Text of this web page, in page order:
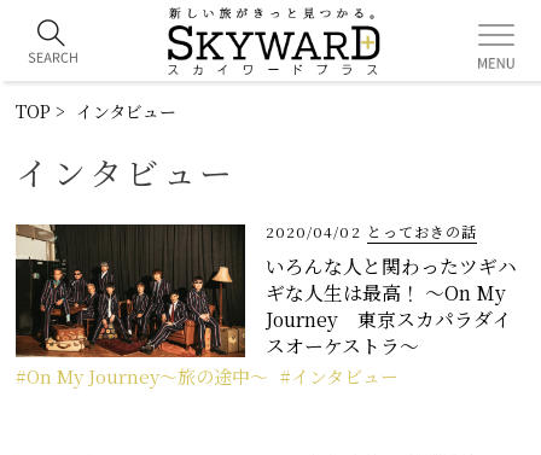
TOP インタビュー
インタビュー
2020/04/02 とっておきの話
いろんな人と関わったツギハ
ギな人生は最高！ ～On My
Journey 東京スカパラダイ
スオーケストラ～
On My Journey〜旅の途中〜 インタビュー